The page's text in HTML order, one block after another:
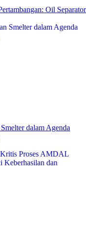
Oil Separator
dalam Agenda